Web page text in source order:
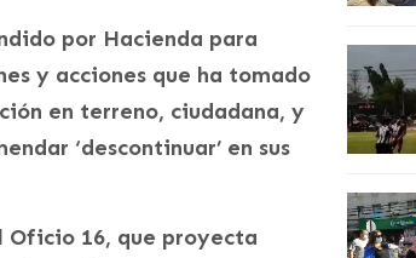
por Hacienda para
y acciones que ha tomado
en terreno, ciudadana, y
‘descontinuar’ en sus
Oficio 16, que proyecta